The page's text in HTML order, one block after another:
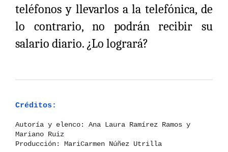
teléfonos y llevarlos a la telefónica, de
lo contrario, no podrán recibir su
salario diario. ¿Lo logrará?
Créditos:
Autoría y elenco: Ana Laura Ramírez Ramos y
Mariano Ruiz
Producción: MariCarmen Núñez Utrilla